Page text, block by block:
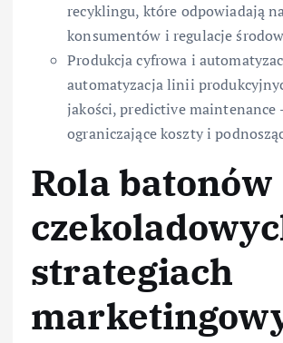
recyklingu, które odpowiadają
konsumentów i regulacje
Produkcja cyfrowa i
automatyzacja linii
jakości, predictive
ograniczające koszty i
Rola batonów
strategiach